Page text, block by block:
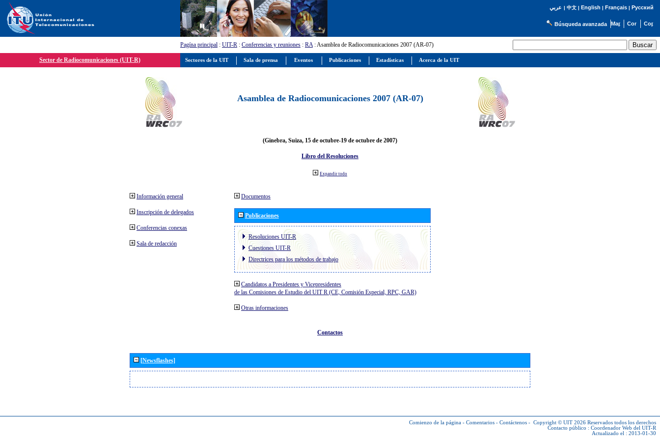
عربي | 中文| English | Français| Русский
Búsqueda avanzada
Pagína principal : UIT-R : Conferencias y reuniones : RA: Asamblea de Radiocomunicaciones 2007 (AR-07)
Sector de Radiocomunicaciones (UIT-R)
Asamblea de Radiocomunicaciones 2007 (AR-07)
(Ginebra, Suiza, 15 de octubre-19 de octubre de 2007)
Libro del Resoluciones
Expandir todo
Información general
Inscripción de delegados
Conferencias conexas
Sala de redacción
Documentos
Publicaciones
Resoluciones UIT-R
Cuestiones UIT-R
Directrices para los métodos de trabajo
Candidatos a Presidentes y Vicepresidentes
de las Comisiones de Estudio del UIT R (CE, Comisión Especial, RPC, GAR)
Otras informaciones
Contactos
[Newsflashes]
Comienzo de la página - Comentarios - Contáctenos - Copyright © UIT 2026 Reservados todos los derechos
Contacto público : Coordenador Web del UIT-R
Actualizado el : 2013-01-30
Sectores de la UIT Sala de prensa Eventos Publicaciones Estadísticas Acerca de la UIT